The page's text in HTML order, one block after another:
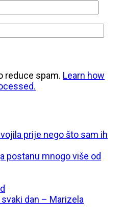
reduce spam. Learn how
prije nego što sam ih
postanu mnogo više od
dan – Marizela